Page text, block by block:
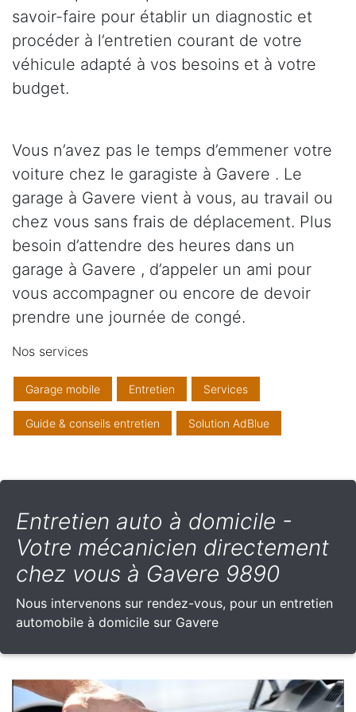
savoir-faire pour établir un diagnostic et
procéder à l’entretien courant de votre
véhicule adapté à vos besoins et à votre
budget.
Vous n’avez pas le temps d’emmener votre
voiture chez le garagiste à Gavere . Le
garage à Gavere vient à vous, au travail ou
chez vous sans frais de déplacement. Plus
besoin d’attendre des heures dans un
garage à Gavere , d’appeler un ami pour
vous accompagner ou encore de devoir
prendre une journée de congé.
Nos services
Garage mobile Entretien Services
Guide & conseils entretien Solution AdBlue
Entretien auto à domicile -
Votre mécanicien directement
chez vous à Gavere 9890
Nous intervenons sur rendez-vous, pour un entretien
automobile à domicile sur Gavere